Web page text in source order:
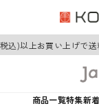
)以上お買い上げで送
商品一覧特集新